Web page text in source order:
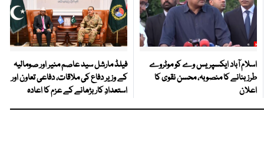
اسلام آباد ایکسپریس وے کو موٹروے
طرز بنانے کا منصوبہ، محسن نقوی کا
اعلان
فیلڈ مارشل سید عاصم منیر اور صومالیہ
کے وزیر دفاع کی ملاقات، دفاعی تعاون اور
استعدادِ کار بڑھانے کے عزم کا اعادہ